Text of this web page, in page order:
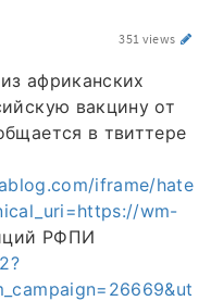
351 views
африканских
вакцину от
в твиттере
iframe/hate
wm-
РФПИ